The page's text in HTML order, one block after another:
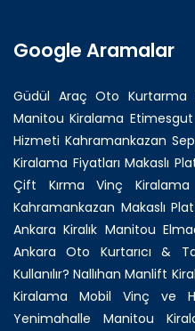
Google Aramalar
Güdül Araç Oto Kurtarma
Manitou Kiralama
Hizmeti Kahramankazan
Kiralama Fiyatları Makaslı
Çift Kırma Vinç Kiralama
Kahramankazan Makaslı
Ankara Kiralık Manitou
Ankara Oto Kurtarıcı &
Kullanılır? Nallıhan Manlift
Kiralama
Mobil Vinç ve
Yenimahalle Manitou